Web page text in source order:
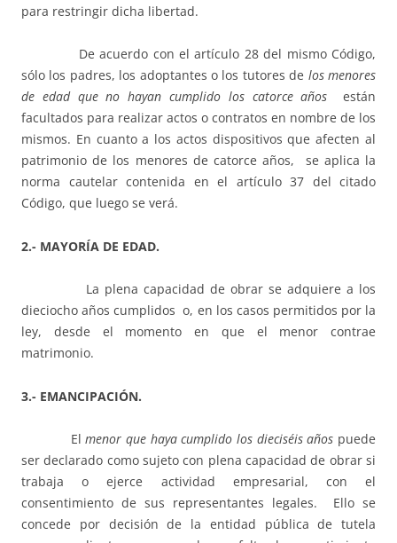
para restringir dicha libertad.
De acuerdo con el artículo 28 del mismo Código,
sólo los padres, los adoptantes o los tutores de los menores
de edad que no hayan cumplido los catorce años están
facultados para realizar actos o contratos en nombre de los
mismos. En cuanto a los actos dispositivos que afecten al
patrimonio de los menores de catorce años, se aplica la
norma cautelar contenida en el artículo 37 del citado
Código, que luego se verá.
2.- MAYORÍA DE EDAD.
La plena capacidad de obrar se adquiere a los
dieciocho años cumplidos o, en los casos permitidos por la
ley, desde el momento en que el menor contrae
matrimonio.
3.- EMANCIPACIÓN.
Elmenor que haya cumplido los dieciséis años puede
ser declarado como sujeto con plena capacidad de obrar si
trabaja o ejerce actividad empresarial, con el
consentimiento de sus representantes legales. Ello se
concede por decisión de la entidad pública de tutela